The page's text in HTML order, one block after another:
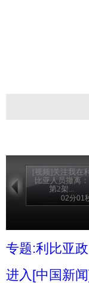
[视频]关注我在利
比亚人员撤离：
第2架...
02分01
专题:利比亚
进入[中国新